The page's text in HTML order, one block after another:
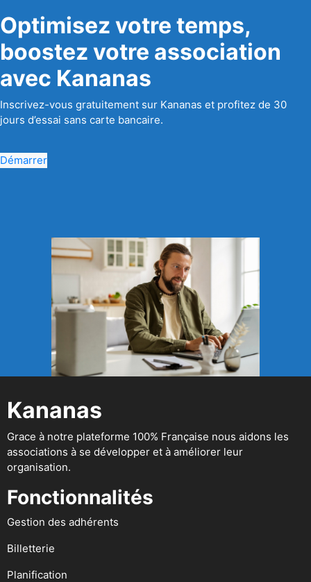
Optimisez votre temps,
boostez votre association
avec Kananas
Inscrivez-vous gratuitement sur Kananas et profitez de 30
jours d’essai sans carte bancaire.
Démarrer
Kananas
Grace à notre plateforme 100% Française nous aidons les
associations à se développer et à améliorer leur
organisation.
Fonctionnalités
Gestion des adhérents
Billetterie
Planification